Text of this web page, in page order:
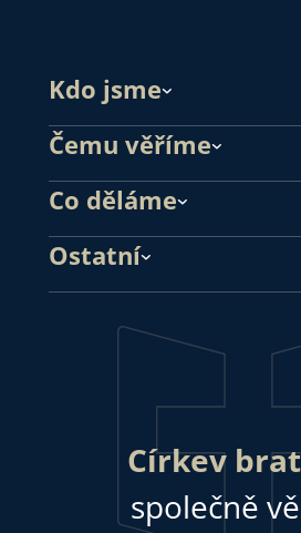
Kdo jsme
Čemu věříme
Co děláme
Ostatní
Církev
společně